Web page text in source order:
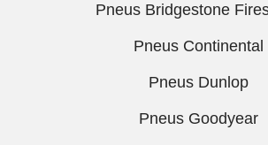
Pneus Bridgestone
Pneus Continental
Pneus Dunlop
Pneus Goodyear